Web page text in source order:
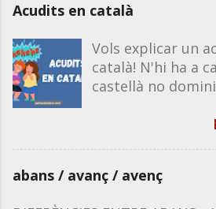
Acudits en català
Vols explicar un
català! N'hi ha a
castellà no
d'acudits
significats propis
abans / avanç / avenç